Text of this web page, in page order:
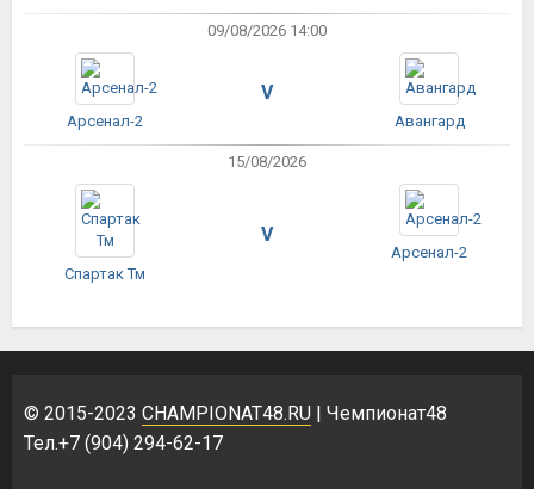
09/08/2026 14:00
Арсенал-2
V
Авангард
15/08/2026
Спартак Тм
V
Арсенал-2
© 2015-2023 CHAMPIONAT48.RU | Чемпионат48
Тел.+7 (904) 294-62-17